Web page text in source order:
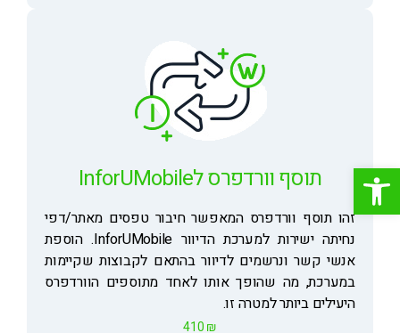
פתח סרגל נגישות תוסף וורדפרס לInforUMobile
זהו תוסף וורדפרס המאפשר חיבור טפסים מאתר/דפי
נחיתה ישירות למערכת הדיוור InforUMobile. הוספת
אנשי קשר ונרשמים לדיוור בהתאם לקבוצות שקיימות
במערכת, מה שהופך אותו לאחד מתוספים הוורדפרס
היעילים ביותר למטרה זו.
410 ₪